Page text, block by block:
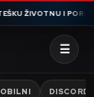
I PORODIČNU
☰
DISCORD